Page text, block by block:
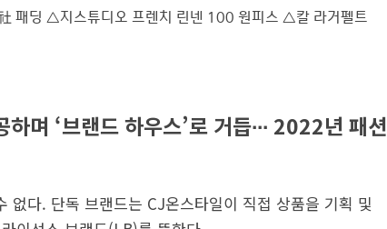
패딩 △지스튜디오 프렌치 린넨 100 원피스 △칼 라거펠트
며 ‘브랜드 하우스’로 거듭∙∙∙ 2022년 패션
다. 단독 브랜드는 CJ온스타일이 직접 상품을 기획 및